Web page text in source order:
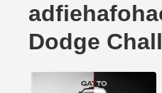
Dodge